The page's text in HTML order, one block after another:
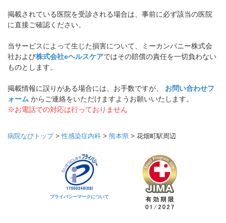
掲載されている医院を受診される場合は、事前に必ず該当の医院
に直接ご確認ください。
当サービスによって生じた損害について、ミーカンパニー株式会
社および株式会社eヘルスケアではその賠償の責任を一切負わない
ものとします。
掲載情報に誤りがある場合には、お手数ですが、 お問い合わせフ
ォーム からご連絡をいただけますようお願いいたします。
※お電話での対応は行っておりません
病院なびトップ>性感染症内科 > 熊本県 > 花畑町駅周辺
プライバシーマークについて